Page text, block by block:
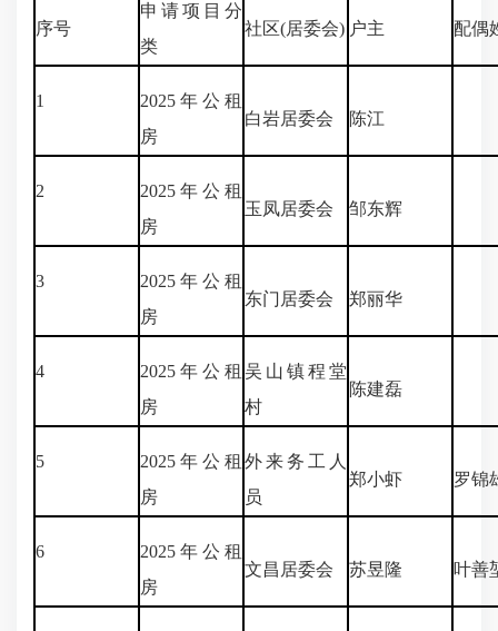
序号
申请项目分
类
社区(居委会) 户主 配偶
1
2025年公租
房
白岩居委会 陈江
2
2025年公租
房
玉凤居委会 邹东辉
3
2025年公租
房
东门居委会 郑丽华
4
2025年公租
房
吴山镇程堂
村
陈建磊
5
2025年公租
房
外来务工人
员
郑小虾 罗锦
6
2025年公租
房
文昌居委会 苏昱隆 叶善